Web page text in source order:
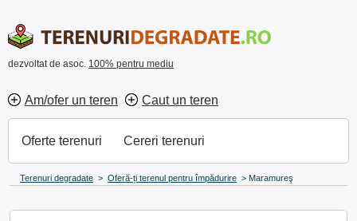
dezvoltat de asoc. 100% pentru mediu
Am/ofer un teren Caut un teren
Oferte terenuri Cereri terenuri
Terenuri degradate > Oferă-ți terenul pentru împădurire > Maramureş